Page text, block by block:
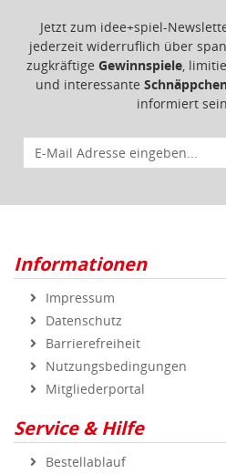
Jetzt zum idee+spiel-
jederzeit widerruflich über
zugkräftige Gewinnspiele,
und interessante
informiert
E-Mail für Newsletteranmeldung
Informationen
Impressum
Datenschutz
Barrierefreiheit
Nutzungsbedingungen
Mitgliederportal
Service & Hilfe
Bestellablauf